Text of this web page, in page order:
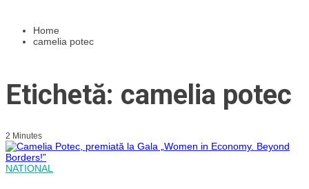
Home
camelia potec
Etichetă: camelia potec
2 Minutes
NATIONAL